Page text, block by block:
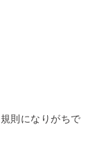
則になりがちで